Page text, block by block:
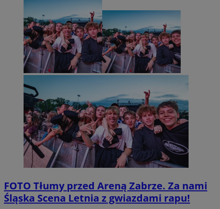
FOTO Tłumy przed Areną Zabrze. Za nami
Śląska Scena Letnia z gwiazdami rapu!